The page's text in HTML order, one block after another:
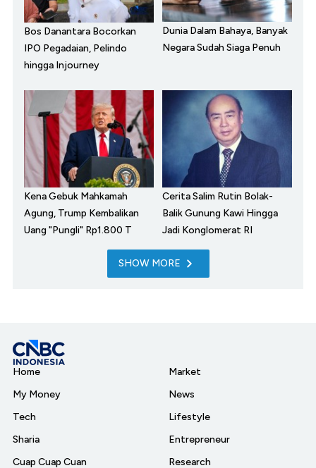
Bos Danantara Bocorkan
IPO Pegadaian, Pelindo
hingga Injourney
Dunia Dalam Bahaya, Banyak
Negara Sudah Siaga Penuh
Kena Gebuk Mahkamah
Agung, Trump Kembalikan
Uang "Pungli" Rp1.800 T
Cerita Salim Rutin Bolak-
Balik Gunung Kawi Hingga
Jadi Konglomerat RI
SHOW MORE
Home
My Money
Tech
Sharia
Cuap Cuap Cuan
Market
News
Lifestyle
Entrepreneur
Research